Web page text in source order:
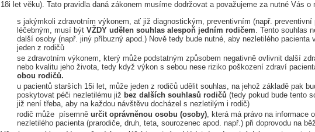
18i let věku). Tato pravidla daná zákonem musíme dodržovat a považujeme za nutné Vás o
s jakýmkoli zdravotním výkonem, ať již diagnostickým, preventivním (např. preventivní
léčebným, musí být VŽDY udělen souhlas alespoň jedním rodičem. Tento souhlas
další osoby (např. jiný příbuzný apod.) Nově tedy bude nutné, aby nezletilého pacienta
jeden z rodičů
se zdravotním výkonem, který může podstatným způsobem negativně ovlivnit další
nebo kvalitu jeho života, tedy když výkon s sebou nese riziko poškození zdraví
obou rodičů.
u pacientů starších 15i let, může jeden z rodičů udělit souhlas, na jehož základě pak
poskytovat péči nezletilému již bez dalších souhlasů rodičů (tedy pokud bude tento
již není třeba, aby na každou návštěvu docházel s nezletilým i rodič)
rodič může písemně určit oprávněnou osobu (osoby), která má právo na informace
nezletilého pacienta (prarodiče, druh, teta, sourozenec apod. např.) při doprovodu na